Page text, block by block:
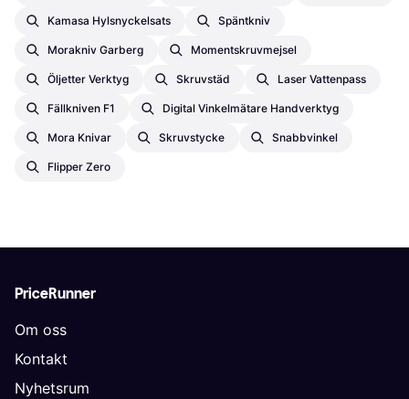
Kamasa Hylsnyckelsats Späntkniv
Morakniv Garberg Momentskruvmejsel
Öljetter Verktyg Skruvstäd Laser Vattenpass
Fällkniven F1 Digital Vinkelmätare Handverktyg
Mora Knivar Skruvstycke Snabbvinkel
Flipper Zero
PriceRunner
Om oss
Kontakt
Nyhetsrum